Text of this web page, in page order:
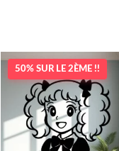
50% SUR LE 2ÈME !!